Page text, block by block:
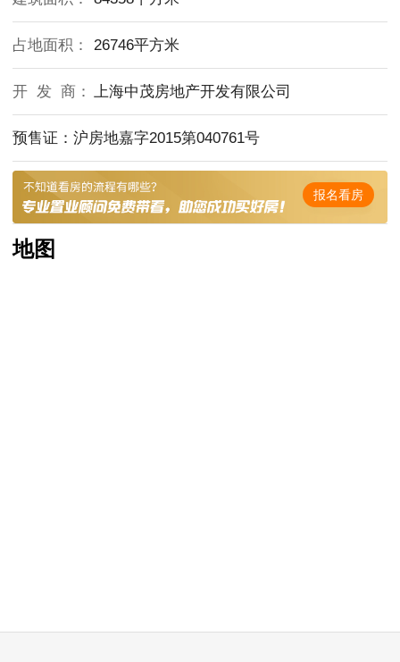
占地面积： 26746平方米
开 发 商： 上海中茂房地产开发有限公司
预售证：沪房地嘉字2015第040761号
报名看房
地图